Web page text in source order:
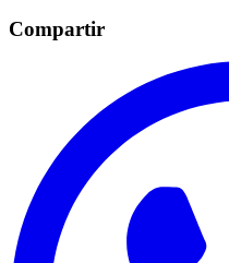
Compartir